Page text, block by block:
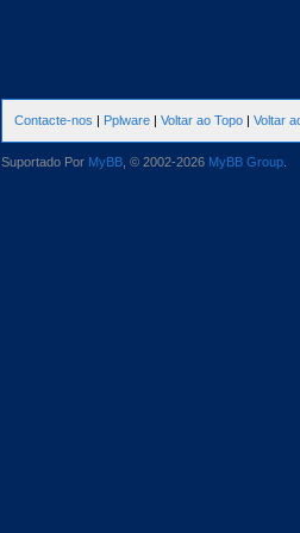
Contacte-nos | Pplware | Voltar ao Topo | Voltar
Suportado Por MyBB , © 2002-2026 MyBB Group